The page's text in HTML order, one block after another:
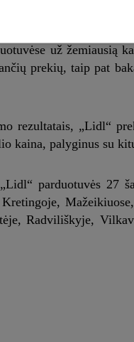
obuoliai,
už žemiausią
prekių, taip pat
rezultatais, „Lidl“
kaina, palyginus su
parduotuvės 27
Radviliškyje,